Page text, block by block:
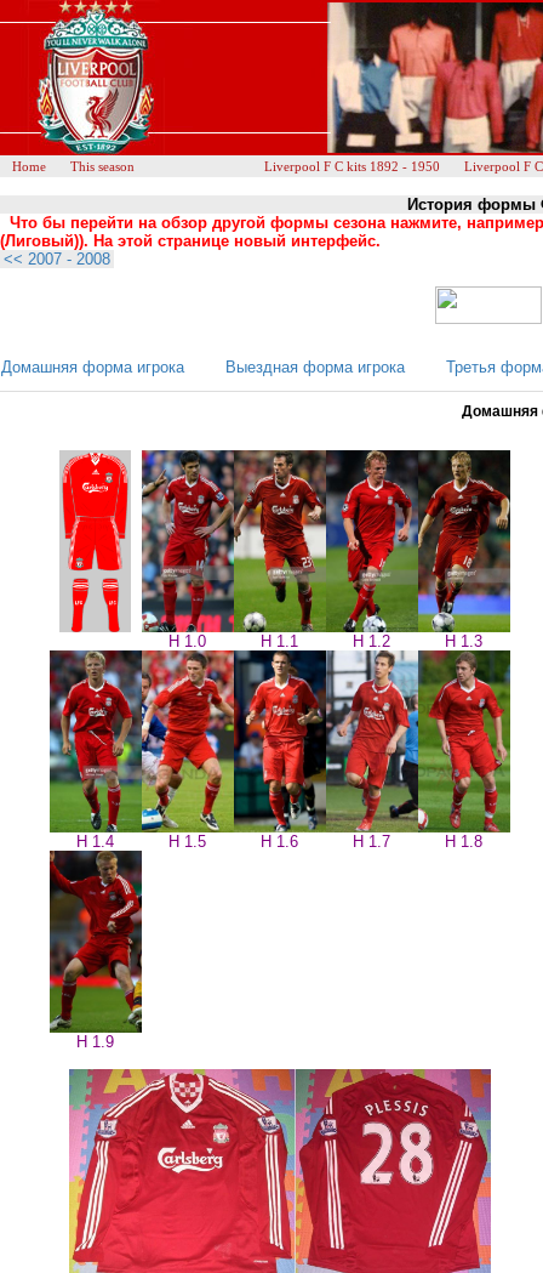
Home This season Liverpool F C kits 1892 - 1950 Liverpool F
История формы
Что бы перейти на обзор другой формы сезона нажмите,
(Лиговый)). На этой странице новый интерфейс.
<< 2007 - 2008
Домашняя форма игрока Выездная форма игрока Третья
Домашняя
H 1.0 H 1.1 H 1.2 H 1.3
H 1.4 H 1.5 H 1.6 H 1.7 H 1.8
H 1.9